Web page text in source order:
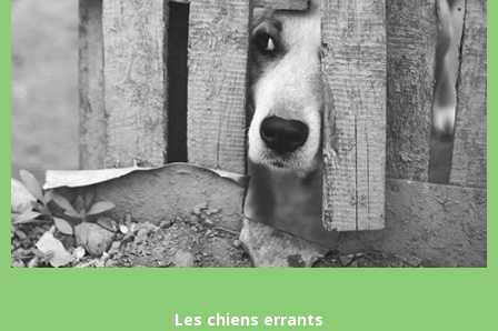
Les chiens errants